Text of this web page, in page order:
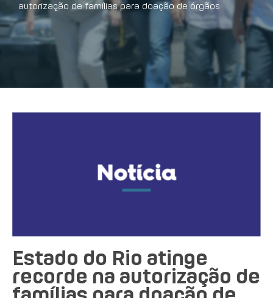
autorização de famílias para doação de órgãos
Estado do Rio atinge
recorde na autorização de